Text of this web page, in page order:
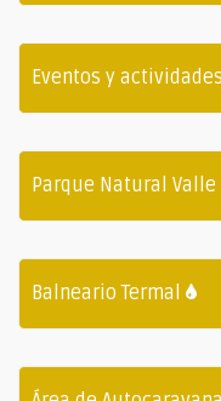
Eventos y actividades
Parque Natural
Balneario Termal